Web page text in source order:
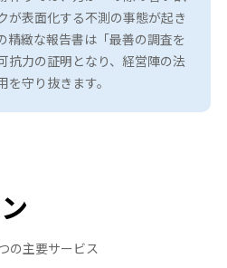
が表面化する不測の事態が起き
精緻な報告書は「最善の調査を
抗力の証明となり、経営陣の法
守り抜きます。
の主要サービス